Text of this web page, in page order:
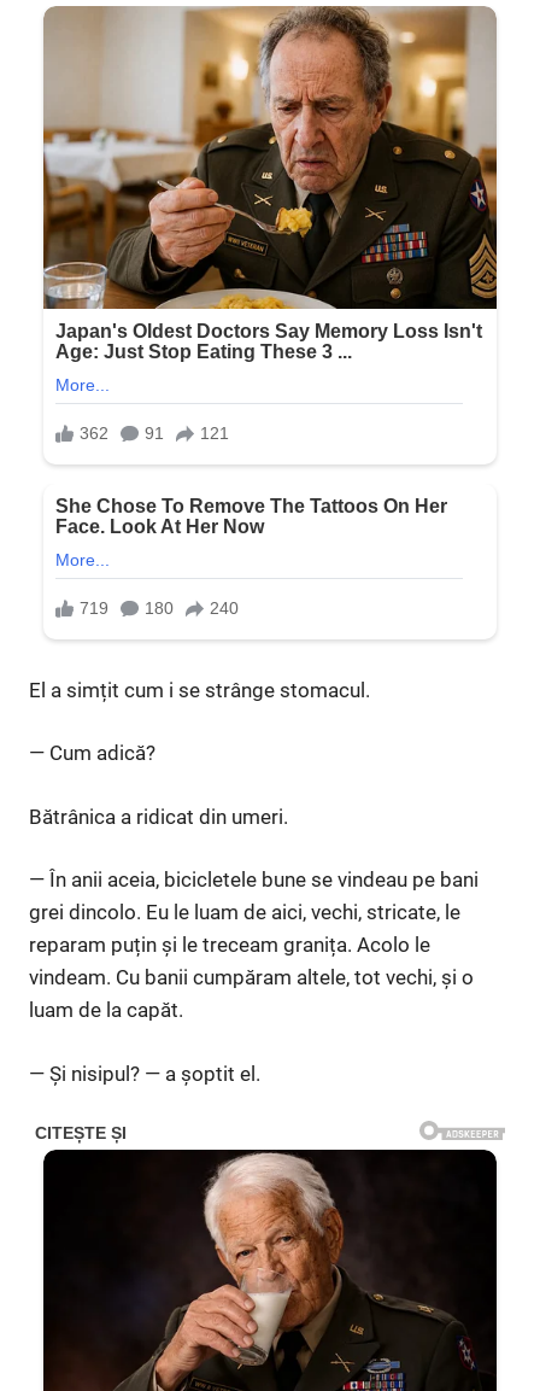
El a simțit cum i se strânge stomacul.
— Cum adică?
Bătrânica a ridicat din umeri.
— În anii aceia, bicicletele bune se vindeau pe bani
grei dincolo. Eu le luam de aici, vechi, stricate, le
reparam puțin și le treceam granița. Acolo le
vindeam. Cu banii cumpăram altele, tot vechi, și o
luam de la capăt.
— Și nisipul? — a șoptit el.